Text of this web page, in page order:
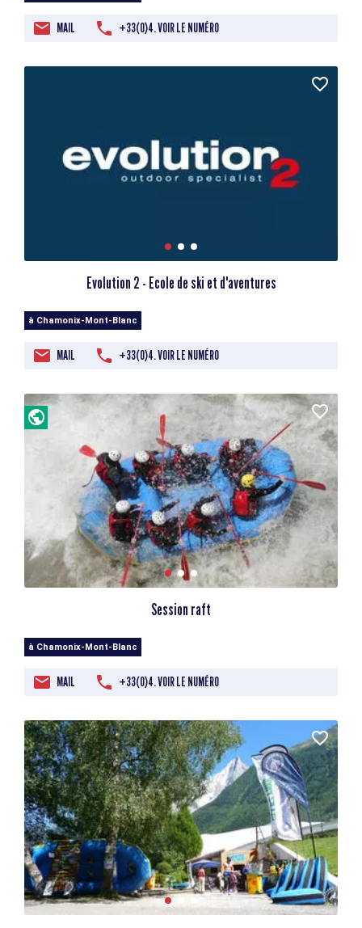
MAIL +33(0)4. VOIR LE NUMÉRO
Evolution 2 - Ecole de ski et d'aventures
à Chamonix-Mont-Blanc
MAIL +33(0)4. VOIR LE NUMÉRO
Session raft
à Chamonix-Mont-Blanc
MAIL +33(0)4. VOIR LE NUMÉRO